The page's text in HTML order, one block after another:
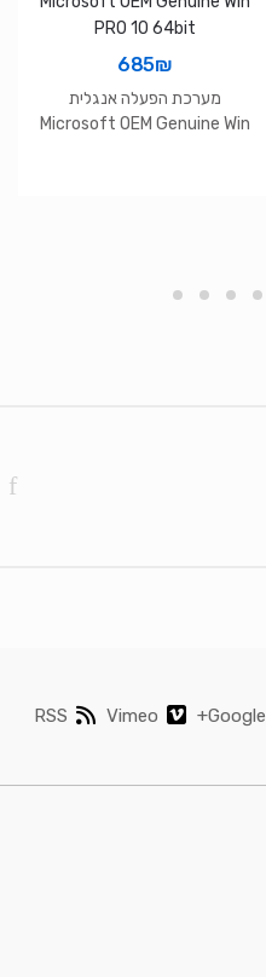
685₪
מערכת הפעלה אנגלית
Microsoft OEM Genuine Win
Google+
Vimeo
RSS